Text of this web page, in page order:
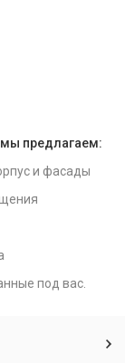
мы предлагаем:
и фасады
под вас.